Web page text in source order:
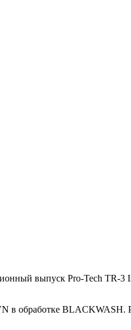
выпуск Pro-Tech TR-3
в обработке BLACKWASH.